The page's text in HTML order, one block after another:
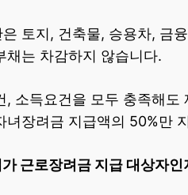
토지, 건축물, 승용차, 금
채는 차감하지 않습니다.
, 소득요건을 모두 충족해도
녀장려금 지급액의 50%만
근로장려금 지급 대상자